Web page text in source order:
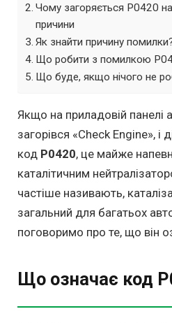
Чому загоряється P0420
причини
Як знайти причину
Що робити з помилкою
Що буде, якщо нічого не
Якщо на приладовій панелі
загорівся «Check Engine», і
код P0420, це майже
каталітичним
частіше називають,
загальний для багатьох
поговоримо про те, що він
Що означає код